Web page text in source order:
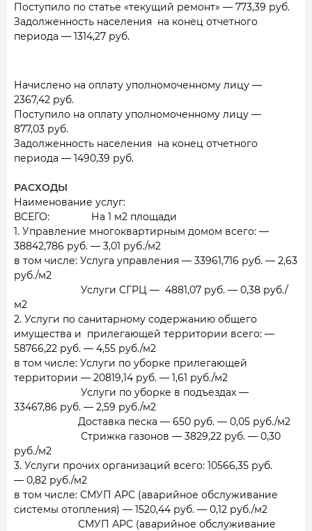
Поступило по статье «текущий ремонт» — 773,39 руб.
Задолженность населения на конец отчетного
периода — 1314,27 руб.
Начислено на оплату уполномоченному лицу —
2367,42 руб.
Поступило на оплату уполномоченному лицу —
877,03 руб.
Задолженность населения на конец отчетного
периода — 1490,39 руб.
Наименование услуг:
ВСЕГО: На 1 м2 площади
1. Управление многоквартирным домом всего: —
38842,786 руб. — 3,01 руб./м2
в том числе: Услуга управления — 33961,716 руб. — 2,63
руб./м2
Услуги СГРЦ — 4881,07 руб. — 0,38 руб./
м2
2. Услуги по санитарному содержанию общего
имущества и прилегающей территории всего: —
58766,22 руб. — 4,55 руб./м2
в том числе: Услуги по уборке прилегающей
территории — 20819,14 руб. — 1,61 руб./м2
Услуги по уборке в подъездах —
33467,86 руб. — 2,59 руб./м2
Доставка песка — 650 руб. — 0,05 руб./м2
Стрижка газонов — 3829,22 руб. — 0,30
руб./м2
3. Услуги прочих организаций всего: 10566,35 руб.
— 0,82 руб./м2
в том числе: СМУП АРС (аварийное обслуживание
системы отопления) — 1520,44 руб. — 0,12 руб./м2
СМУП АРС (аварийное обслуживание